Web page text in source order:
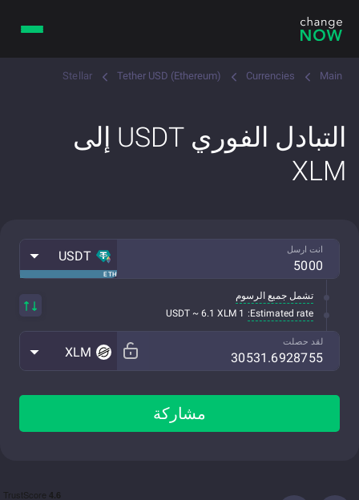
Main
Currencies
Tether USD (Ethereum)
Stellar
التبادل الفوري USDT إلى
XLM
انت ارسل
ETH
USDT
تشمل جميع الرسوم
Estimated rate:
1 USDT ~ 6.1 XLM
لقد حصلت
XLM
مشاركة